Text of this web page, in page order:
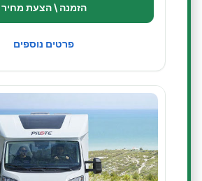
הזמנה \ הצעת מחיר
פרטים נוספים